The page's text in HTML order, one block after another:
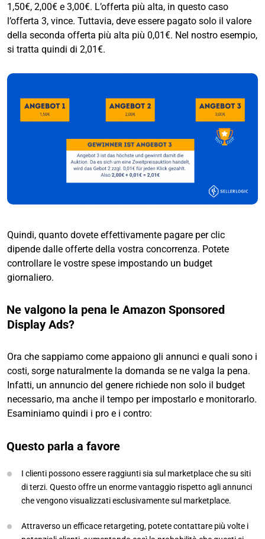
1,50€, 2,00€ e 3,00€. L’offerta più alta, in questo caso
l’offerta 3, vince. Tuttavia, deve essere pagato solo il valore
della seconda offerta più alta più 0,01€. Nel nostro esempio,
si tratta quindi di 2,01€.
Quindi, quanto dovete effettivamente pagare per clic
dipende dalle offerte della vostra concorrenza. Potete
controllare le vostre spese impostando un budget
giornaliero.
Ne valgono la pena le Amazon Sponsored
Display Ads?
Ora che sappiamo come appaiono gli annunci e quali sono i
costi, sorge naturalmente la domanda se ne valga la pena.
Infatti, un annuncio del genere richiede non solo il budget
necessario, ma anche il tempo per impostarlo e monitorarlo.
Esaminiamo quindi i pro e i contro:
Questo parla a favore
I clienti possono essere raggiunti sia sul marketplace che su siti
di terzi. Questo offre un enorme vantaggio rispetto agli annunci
che vengono visualizzati esclusivamente sul marketplace.
Attraverso un efficace retargeting, potete contattare più volte i